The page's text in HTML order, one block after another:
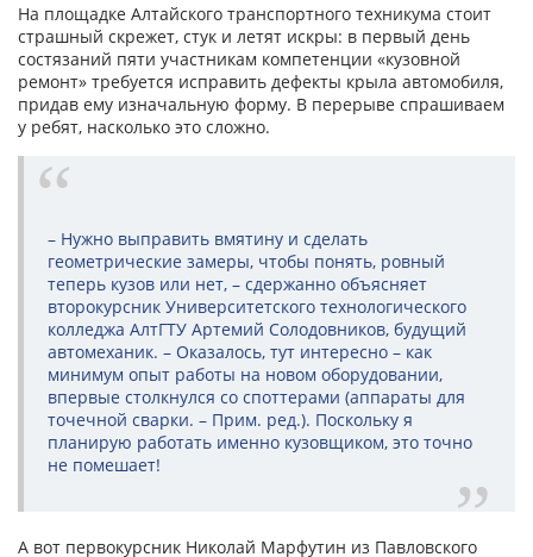
На площадке Алтайского транспортного техникума стоит
страшный скрежет, стук и летят искры: в первый день
состязаний пяти участникам компетенции «кузовной
ремонт» требуется исправить дефекты крыла автомобиля,
придав ему изначальную форму. В перерыве спрашиваем
у ребят, насколько это сложно.
– Нужно выправить вмятину и сделать
геометрические замеры, чтобы понять, ровный
теперь кузов или нет, – сдержанно объясняет
второкурсник Университетского технологического
колледжа АлтГТУ Артемий Солодовников, будущий
автомеханик. – Оказалось, тут интересно – как
минимум опыт работы на новом оборудовании,
впервые столкнулся со споттерами (аппараты для
точечной сварки. – Прим. ред.). Поскольку я
планирую работать именно кузовщиком, это точно
не помешает!
А вот первокурсник Николай Марфутин из Павловского